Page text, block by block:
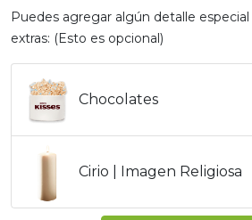
Puedes agregar algún detalle
extras: (Esto es opcional)
Chocolates
Cirio | Imagen Religiosa